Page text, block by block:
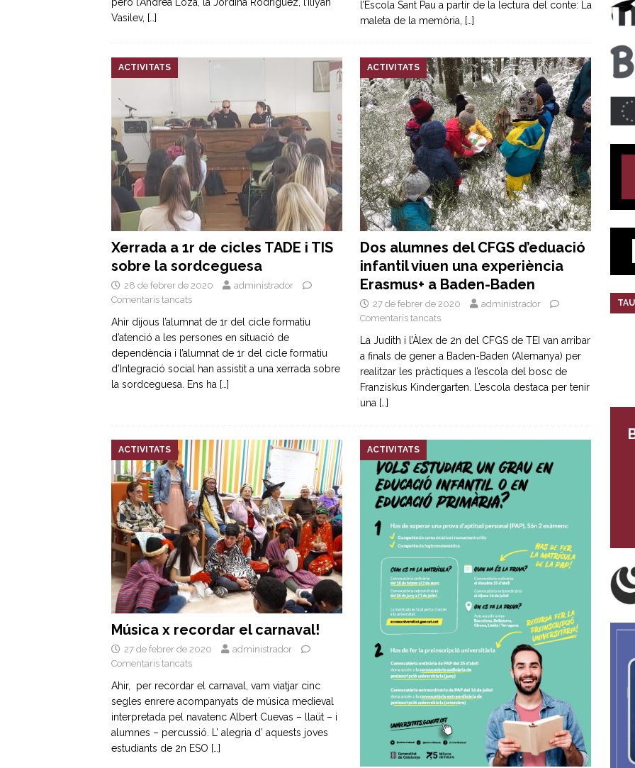
però l’Andrea Loza, la Jordina Rodríguez, l’Iliyan
Vasilev, […]
l’Escola Sant Pau a partir de la lectura del conte: La
maleta de la memòria, […]
ACTIVITATS
Xerrada a 1r de cicles TADE i TIS
sobre la sordceguesa
28 de febrer de 2020
administrador
Comentaris tancats
Ahir dijous l’alumnat de 1r del cicle formatiu
d’atenció a les persones en situació de
dependència i l’alumnat de 1r del cicle formatiu
d’Integració social han assistit a una xerrada sobre
la sordceguesa. Ens ha […]
ACTIVITATS
Dos alumnes del CFGS d’eduació
infantil viuen una experiència
Erasmus+ a Baden-Baden
27 de febrer de 2020
administrador
Comentaris tancats
La Judith i l’Àlex de 2n del CFGS de TEI van arribar
a finals de gener a Baden-Baden (Alemanya) per
realitzar les pràctiques a l’escola del bosc de
Franziskus Kindergarten. L’escola destaca per tenir
una […]
ACTIVITATS
Música x recordar el carnaval!
27 de febrer de 2020
administrador
Comentaris tancats
Ahir, per recordar el carnaval, vam viatjar cinc
segles enrere acompanyats de música medieval
interpretada pel navatenc Albert Cuevas – llaüt – i
alumnes – percussió. L’ alegria d’ aquests joves
estudiants de 2n ESO […]
ACTIVITATS